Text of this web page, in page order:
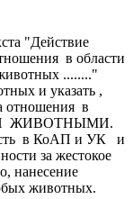
"Действие
в области
........"
и указать ,
отношения в
ЖИВОТНЫМИ.
в КоАП и УК и
за жестокое
нанесение
животных.